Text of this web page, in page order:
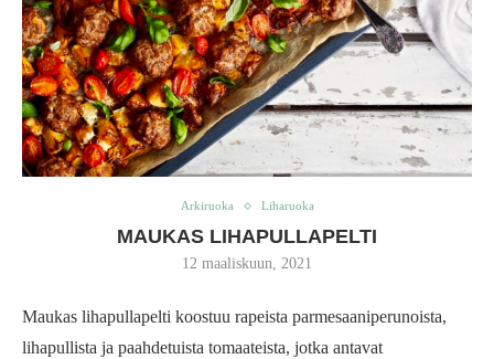
Arkiruoka Liharuoka
MAUKAS LIHAPULLAPELTI
12 maaliskuun, 2021
Maukas lihapullapelti koostuu rapeista parmesaaniperunoista,
lihapullista ja paahdetuista tomaateista, jotka antavat